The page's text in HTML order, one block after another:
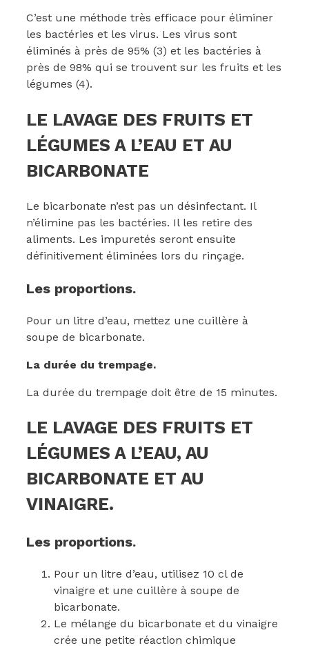
C’est une méthode très efficace pour éliminer
les bactéries et les virus. Les virus sont
éliminés à près de 95% (3) et les bactéries à
près de 98% qui se trouvent sur les fruits et les
légumes (4).
LE LAVAGE DES FRUITS ET
LÉGUMES A L’EAU ET AU
BICARBONATE
Le bicarbonate n’est pas un désinfectant. Il
n’élimine pas les bactéries. Il les retire des
aliments. Les impuretés seront ensuite
définitivement éliminées lors du rinçage.
Les proportions.
Pour un litre d’eau, mettez une cuillère à
soupe de bicarbonate.
La durée du trempage.
La durée du trempage doit être de 15 minutes.
LE LAVAGE DES FRUITS ET
LÉGUMES A L’EAU, AU
BICARBONATE ET AU
VINAIGRE.
Les proportions.
Pour un litre d’eau, utilisez 10 cl de
vinaigre et une cuillère à soupe de
bicarbonate.
Le mélange du bicarbonate et du vinaigre
crée une petite réaction chimique